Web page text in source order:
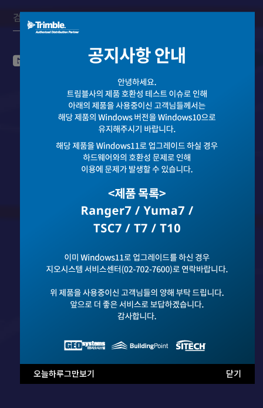
바로가기
Search:
대리점 전용
오늘하루그만보기 닫기